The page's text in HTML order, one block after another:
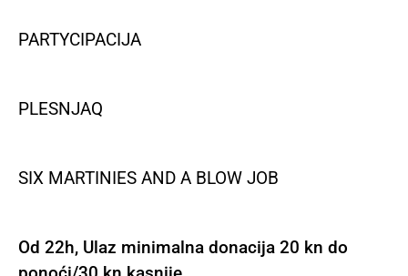
PARTYCIPACIJA
PLESNJAQ
SIX MARTINIES AND A BLOW JOB
Od 22h, Ulaz minimalna donacija 20 kn do